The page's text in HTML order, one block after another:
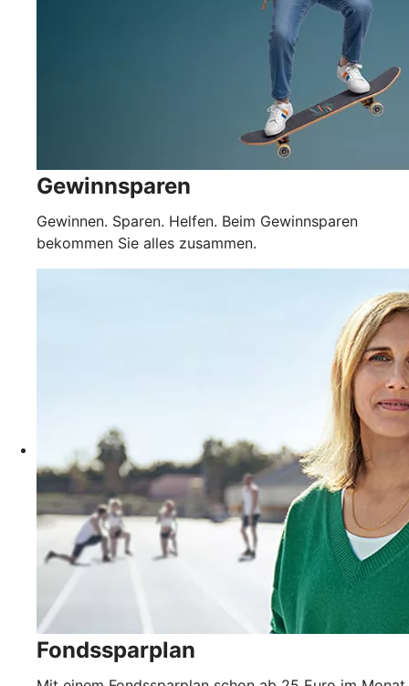
Gewinnsparen
Gewinnen. Sparen. Helfen. Beim Gewinnsparen
bekommen Sie alles zusammen.
Fondssparplan